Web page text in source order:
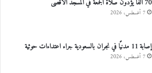
70 ألفا يؤدون صلاة الجمعة في المسجد الأقصى
7 أغسطس، 2026
إصابة 11 مدنيًا في نجران بالسعودية جراء اعتداءات حوثية
7 أغسطس، 2026